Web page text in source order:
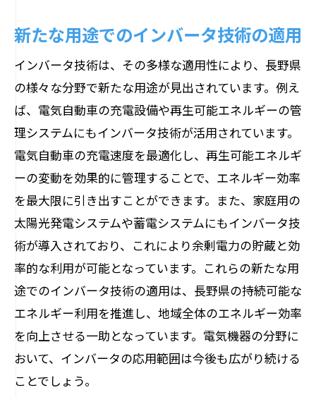
新たな用途でのインバータ技術の適用
インバータ技術は、その多様な適用性により、長野県
の様々な分野で新たな用途が見出されています。例え
ば、電気自動車の充電設備や再生可能エネルギーの管
理システムにもインバータ技術が活用されています。
電気自動車の充電速度を最適化し、再生可能エネルギ
ーの変動を効果的に管理することで、エネルギー効率
を最大限に引き出すことができます。また、家庭用の
太陽光発電システムや蓄電システムにもインバータ技
術が導入されており、これにより余剰電力の貯蔵と効
率的な利用が可能となっています。これらの新たな用
途でのインバータ技術の適用は、長野県の持続可能な
エネルギー利用を推進し、地域全体のエネルギー効率
を向上させる一助となっています。電気機器の分野に
おいて、インバータの応用範囲は今後も広がり続ける
ことでしょう。